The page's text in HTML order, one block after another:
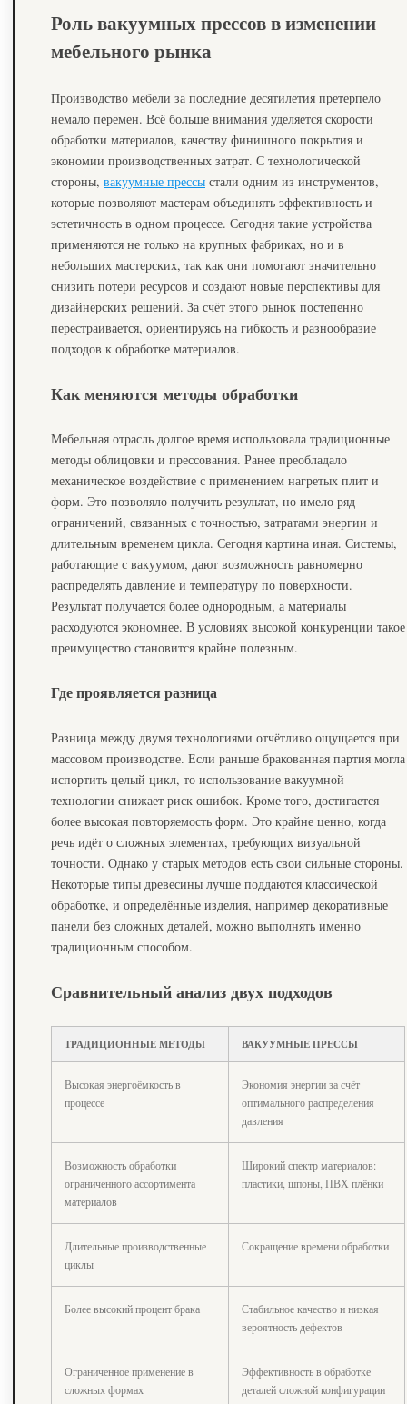
Роль вакуумных прессов в изменении
мебельного рынка
Производство мебели за последние десятилетия претерпело
немало перемен. Всё больше внимания уделяется скорости
обработки материалов, качеству финишного покрытия и
экономии производственных затрат. С технологической
стороны, вакуумные прессы стали одним из инструментов,
которые позволяют мастерам объединять эффективность и
эстетичность в одном процессе. Сегодня такие устройства
применяются не только на крупных фабриках, но и в
небольших мастерских, так как они помогают значительно
снизить потери ресурсов и создают новые перспективы для
дизайнерских решений. За счёт этого рынок постепенно
перестраивается, ориентируясь на гибкость и разнообразие
подходов к обработке материалов.
Как меняются методы обработки
Мебельная отрасль долгое время использовала традиционные
методы облицовки и прессования. Ранее преобладало
механическое воздействие с применением нагретых плит и
форм. Это позволяло получить результат, но имело ряд
ограничений, связанных с точностью, затратами энергии и
длительным временем цикла. Сегодня картина иная. Системы,
работающие с вакуумом, дают возможность равномерно
распределять давление и температуру по поверхности.
Результат получается более однородным, а материалы
расходуются экономнее. В условиях высокой конкуренции такое
преимущество становится крайне полезным.
Где проявляется разница
Разница между двумя технологиями отчётливо ощущается при
массовом производстве. Если раньше бракованная партия могла
испортить целый цикл, то использование вакуумной
технологии снижает риск ошибок. Кроме того, достигается
более высокая повторяемость форм. Это крайне ценно, когда
речь идёт о сложных элементах, требующих визуальной
точности. Однако у старых методов есть свои сильные стороны.
Некоторые типы древесины лучше поддаются классической
обработке, и определённые изделия, например декоративные
панели без сложных деталей, можно выполнять именно
традиционным способом.
Сравнительный анализ двух подходов
ТРАДИЦИОННЫЕ МЕТОДЫ ВАКУУМНЫЕ ПРЕССЫ
Высокая энергоёмкость в
процессе
Экономия энергии за счёт
оптимального распределения
давления
Возможность обработки
ограниченного ассортимента
материалов
Широкий спектр материалов:
пластики, шпоны, ПВХ плёнки
Длительные производственные
циклы
Сокращение времени обработки
Более высокий процент брака
Стабильное качество и низкая
вероятность дефектов
Ограниченное применение в
сложных формах
Эффективность в обработке
деталей сложной конфигурации